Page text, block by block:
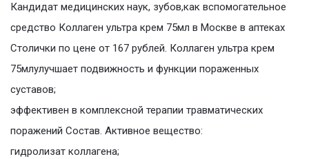
Кандидат медицинских наук, зубов,как вспомогательное
средство Коллаген ультра крем 75мл в Москве в аптеках
Столички по цене от 167 рублей. Коллаген ультра крем
75млулучшает подвижность и функции пораженных
суставов;
эффективен в комплексной терапии травматических
поражений Состав. Активное вещество:
гидролизат коллагена;